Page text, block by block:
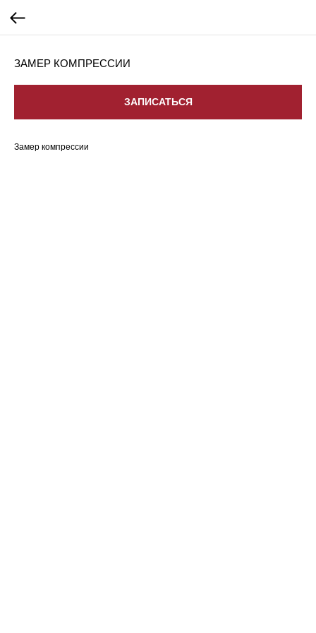
ЗАМЕР КОМПРЕССИИ
ЗАПИСАТЬСЯ
Замер компрессии